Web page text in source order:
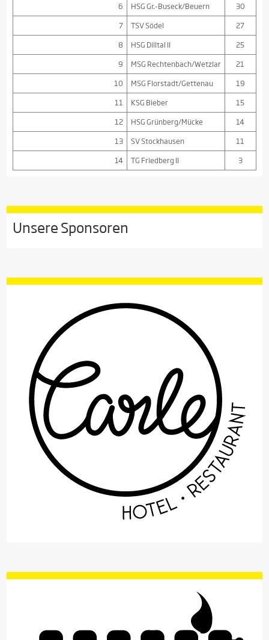
6
HSG Gr.-Buseck/Beuern
30
7
TSV Södel
27
8
HSG Dilltal II
25
9
MSG Rechtenbach/Wetzlar
21
10
MSG Florstadt/Gettenau
19
11
KSG Bieber
15
12
HSG Grünberg/Mücke
14
13
SV Stockhausen
11
14
TG Friedberg II 3
Unsere Sponsoren